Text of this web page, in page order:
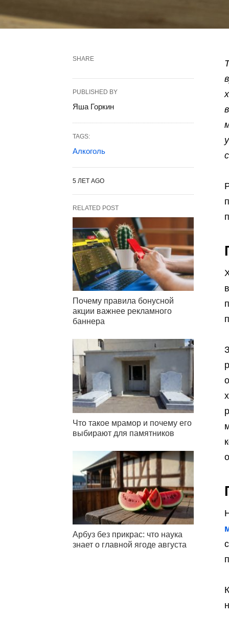
SHARE
PUBLISHED BY
Яша Горкин
TAGS:
Алкоголь
5 ЛЕТ AGO
RELATED POST
Почему правила бонусной
акции важнее рекламного
баннера
Что такое мрамор и почему его
выбирают для памятников
Арбуз без прикрас: что наука
знает о главной ягоде августа